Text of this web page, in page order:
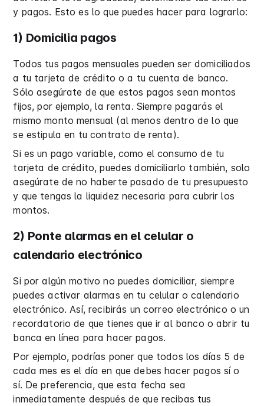
y pagos. Esto es lo que puedes hacer para lograrlo:
1) Domicilia pagos
Todos tus pagos mensuales pueden ser domiciliados
a tu tarjeta de crédito o a tu cuenta de banco.
Sólo asegúrate de que estos pagos sean montos
fijos, por ejemplo, la renta. Siempre pagarás el
mismo monto mensual (al menos dentro de lo que
se estipula en tu contrato de renta).
Si es un pago variable, como el consumo de tu
tarjeta de crédito, puedes domiciliarlo también, solo
asegúrate de no haberte pasado de tu presupuesto
y que tengas la liquidez necesaria para cubrir los
montos.
2) Ponte alarmas en el celular o
calendario electrónico
Si por algún motivo no puedes domiciliar, siempre
puedes activar alarmas en tu celular o calendario
electrónico. Así, recibirás un correo electrónico o un
recordatorio de que tienes que ir al banco o abrir tu
banca en línea para hacer pagos.
Por ejemplo, podrías poner que todos los días 5 de
cada mes es el día en que debes hacer pagos sí o
sí. De preferencia, que esta fecha sea
inmediatamente después de que recibas tus